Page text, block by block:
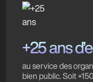
+25 ans
au service des
bien public. Soit